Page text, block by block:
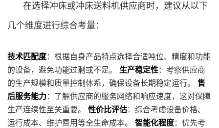
在选择冲床或冲床送料机供应商时，建议从以下
几个维度进行综合考量：
技术匹配度：根据自身产品特点选择合适吨位、精度和功能
的设备，避免功能过剩或不足。 生产稳定性：考察供应商
的生产规模和质量控制体系，确保设备长期稳定运行。 售
后服务能力：了解供应商的服务网络和响应速度，这对保障
生产连续性至关重要。 性价比评估：综合考虑设备价格、
运行成本、维护费用等全生命成本。 智能化程度：优先考